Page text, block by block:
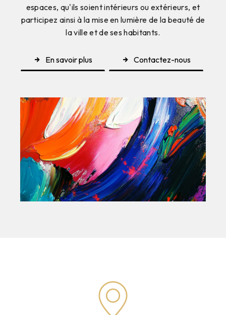
espaces, qu'ils soient intérieurs ou extérieurs, et
participez ainsi à la mise en lumière de la beauté de
la ville et de ses habitants.
En savoir plus Contactez-nous